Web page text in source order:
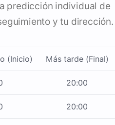
predicción individual de
y tu dirección.
(Inicio) Más tarde (Final)
20:00
20:00